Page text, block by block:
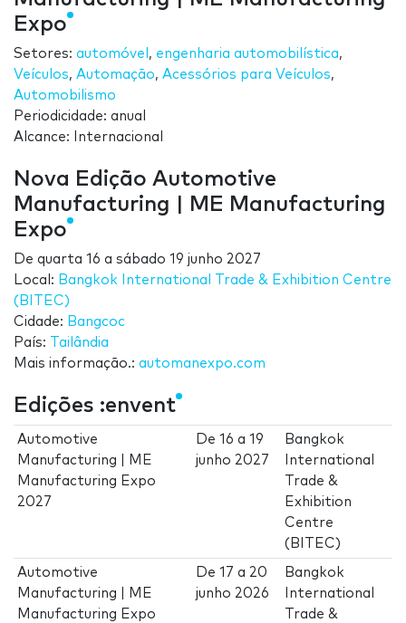
Expo
Setores: automóvel , engenharia automobilística,
Veículos, Automação, Acessórios para Veículos,
Automobilismo
Periodicidade: anual
Alcance: Internacional
Nova Edição Automotive
Manufacturing | ME Manufacturing
Expo
De quarta 16 a sábado 19 junho 2027
Local: Bangkok International Trade & Exhibition Centre
(BITEC)
Cidade: Bangcoc
País:
Tailândia
Mais informação.: automanexpo.com
Edições :envent
Automotive
Manufacturing | ME
Manufacturing Expo
2027
De16 a19
junho 2027
Bangkok
International
Trade &
Exhibition
Centre
(BITEC)
Automotive
Manufacturing | ME
Manufacturing Expo
De17 a 20
junho 2026
Bangkok
International
Trade &